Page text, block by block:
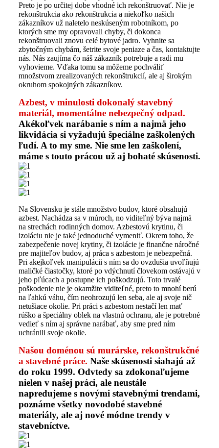
Preto je po určitej dobe vhodné ich rekonštruovať. Nie je
rekonštrukcia ako rekonštrukcia a niekoľko našich
zákazníkov už naletelo neskúseným robotníkom, po
ktorých sme my opravovali chyby, či dokonca
rekonštruovali znovu celé bytové jadro. Vyhnite sa
zbytočným chybám, šetrite svoje peniaze a čas, kontaktujte
nás. Nás zaujíma čo náš zákazník potrebuje a radi mu
vyhovieme. Vďaka tomu sa môžeme pochváliť
množstvom zrealizovaných rekonštrukcií, ale aj širokým
okruhom spokojných zákazníkov.
Azbest, v minulosti dokonalý stavebný
materiál, momentálne nebezpečný odpad.
Akékoľvek narábanie s ním a najmä jeho
likvidácia si vyžadujú špeciálne zaškolených
ľudí. A to my sme. Nie sme len zaškolení,
máme s touto prácou už aj bohaté skúsenosti.
Na Slovensku je stále množstvo budov, ktoré obsahujú
azbest. Nachádza sa v múroch, no viditeľný býva najmä
na strechách rodinných domov. Azbestovú krytinu, či
izoláciu nie je také jednoduché vymeniť. Okrem toho, že
zabezpečenie novej krytiny, či izolácie je finančne náročné
pre majiteľov budov, aj práca s azbestom je nebezpečná.
Pri akejkoľvek manipulácii s ním sa do ovzdušia uvoľňujú
maličké čiastočky, ktoré po vdýchnutí človekom ostávajú v
jeho pľúcach a postupne ich poškodzujú. Toto trvalé
poškodenie nie je okamžite viditeľné, preto to mnohí berú
na ľahkú váhu, čím neohrozujú len seba, ale aj svoje nič
netušiace okolie. Pri práci s azbestom nestačí len mať
rúško a špeciálny oblek na vlastnú ochranu, ale je potrebné
vedieť s ním aj správne narábať, aby sme pred ním
uchránili svoje okolie.
Našou doménou sú murárske, rekonštrukčné
a stavebné práce. Naše skúsenosti siahajú až
do roku 1999. Odvtedy sa zdokonaľujeme
nielen v našej práci, ale neustále
napredujeme s novými stavebnými trendami,
poznáme všetky novodobé stavebné
materiály, ale aj nové módne trendy v
stavebníctve.